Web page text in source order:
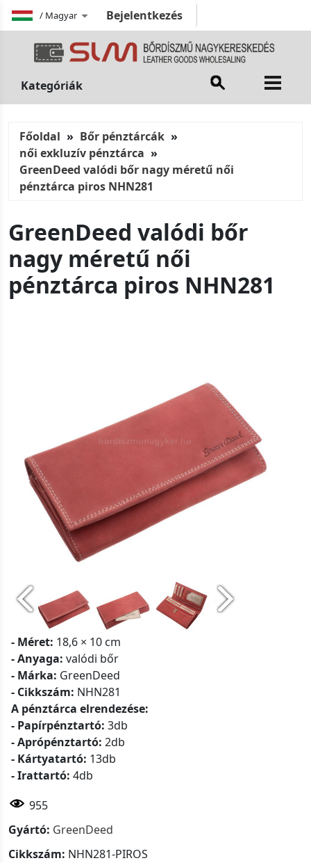
/ Magyar Bejelentkezés
Kategóriák
Főoldal
Bőr pénztárcák
női exkluzív pénztárca
GreenDeed valódi bőr nagy méretű női
pénztárca piros NHN281
GreenDeed valódi bőr
nagy méretű női
pénztárca piros NHN281
- Méret: 18,6 × 10 cm
- Anyaga: valódi bőr
- Márka: GreenDeed
- Cikkszám: NHN281
A pénztárca elrendezése:
- Papírpénztartó: 3db
- Aprópénztartó: 2db
- Kártyatartó: 13db
- Irattartó: 4db
955
Gyártó: GreenDeed
Cikkszám: NHN281-PIROS